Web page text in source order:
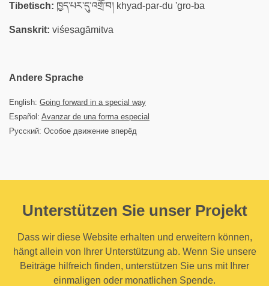
Tibetisch: ཁྱད་པར་དུ་འགྲོ་བ། khyad-par-du 'gro-ba
Sanskrit: viśeṣagāmitva
Andere Sprache
English: Going forward in a special way
Español: Avanzar de una forma especial
Русский: Особое движение вперёд
Unterstützen Sie unser Projekt
Dass wir diese Website erhalten und erweitern können,
hängt allein von Ihrer Unterstützung ab. Wenn Sie unsere
Beiträge hilfreich finden, unterstützen Sie uns mit Ihrer
einmaligen oder monatlichen Spende.